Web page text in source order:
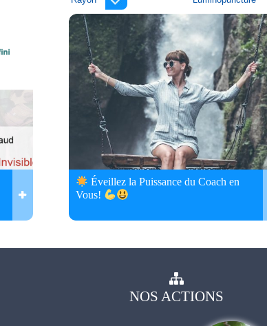
Éveillez la Puissance du Coach en
Vous!
NOS ACTIONS